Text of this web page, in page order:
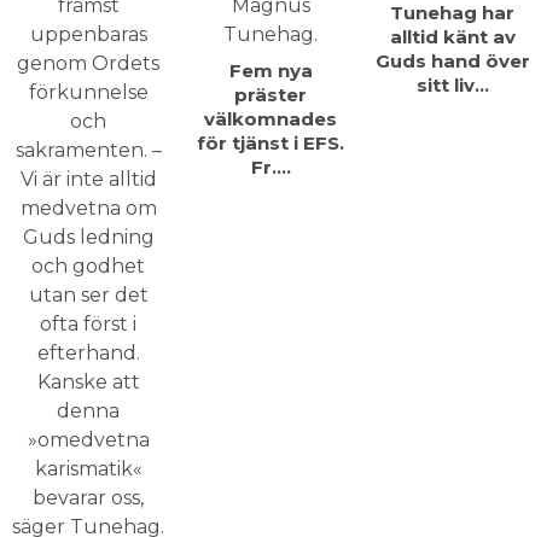
Fem nya
präster
välkomnades
för tjänst i EFS.
Fr.…
Tunehag har
alltid känt av
Guds hand över
sitt liv…